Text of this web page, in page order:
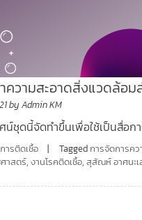
ความสะอาดสิ่งแวดล้อ
byAdmin KM
ศน์ชุดนี้จัดทำขึ้นเพื่อใช้เป็นสื่อก
ารติดเชื้อ Taggedการจัดการค
าสตร์,งานโรคติดเชื้อ,สุสัณห์ อาศนะ